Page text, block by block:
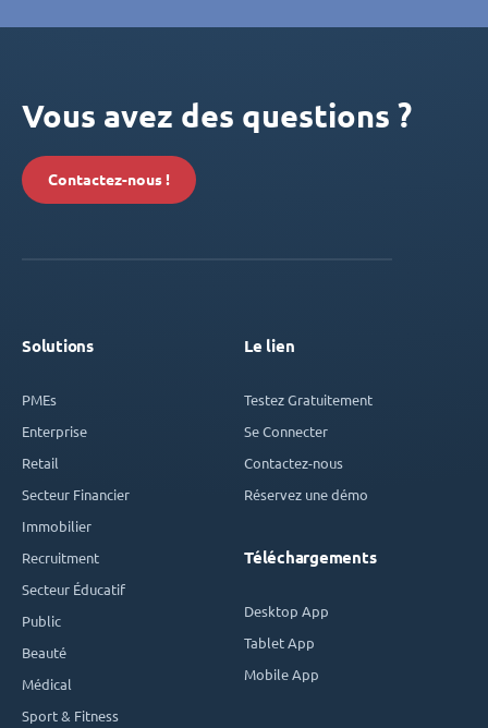
Vous avez des questions ?
Contactez-nous !
Solutions
PMEs
Enterprise
Retail
Secteur Financier
Immobilier
Recruitment
Secteur Éducatif
Public
Beauté
Médical
Sport & Fitness
Le lien
Testez Gratuitement
Se Connecter
Contactez-nous
Réservez une démo
Téléchargements
Desktop App
Tablet App
Mobile App